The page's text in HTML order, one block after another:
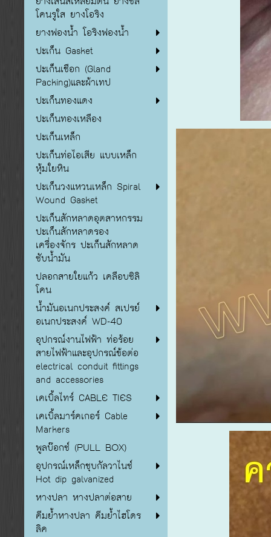
โคนรูใส ยางโอริง
ยางฟองน้ำ โอริงฟองน้ำ
ปะเก็น Gasket
ปะเก็นเชือก (Gland
Packing)และผ้าเทป
ปะเก็นทองแดง
ปะเก็นทองเหลือง
ปะเก็นเหล็ก
ปะเก็นท่อไอเสีย แบบเหล็ก
หุ้มใยหิน
ปะเก็นวงแหวนเหล็ก Spiral
Wound Gasket
ปะเก็นสักหลาดอุตสาหกรรม
ปะเก็นสักหลาดรอง
เครื่องจักร ปะเก็นสักหลาด
ซับน้ำมัน
ปลอกสายใยแก้ว เคลือบซิลิ
โคน
น้ำมันอเนกประสงค์ สเปรย์
อเนกประสงค์ WD-40
อุปกรณ์งานไฟฟ้า ท่อร้อย
สายไฟฟ้าและอุปกรณ์ข้อต่อ
electrical conduit fittings
and accessories
เคเบิ้ลไทร์ CABLE TIES
เคเบิ้ลมาร์คเกอร์ Cable
Markers
พูลบ๊อกซ์ (PULL BOX)
อุปกรณ์เหล็กชุบกัลวาไนซ์
Hot dip galvanized
หางปลา หางปลาต่อสาย
คีมย้ำหางปลา คีมย้ำไฮโดร
ลิค